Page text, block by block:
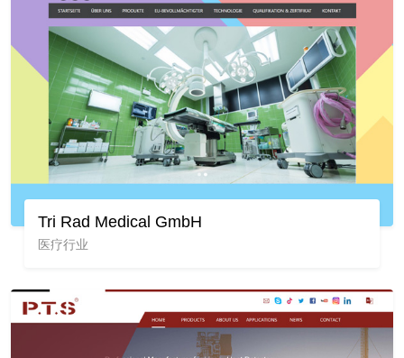
Tri Rad Medical GmbH
医疗行业